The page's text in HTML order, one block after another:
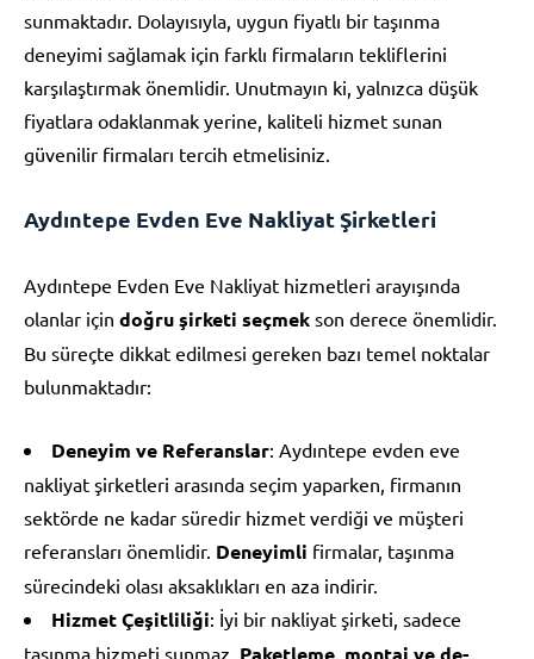
sunmaktadır. Dolayısıyla, uygun fiyatlı bir taşınma
deneyimi sağlamak için farklı firmaların tekliflerini
karşılaştırmak önemlidir. Unutmayın ki, yalnızca düşük
fiyatlara odaklanmak yerine, kaliteli hizmet sunan
güvenilir firmaları tercih etmelisiniz.
Aydıntepe Evden Eve Nakliyat Şirketleri
Aydıntepe Evden Eve Nakliyat hizmetleri arayışında
olanlar için doğru şirketi seçmek son derece önemlidir.
Bu süreçte dikkat edilmesi gereken bazı temel noktalar
bulunmaktadır:
Deneyim ve Referanslar: Aydıntepe evden eve
nakliyat şirketleri arasında seçim yaparken, firmanın
sektörde ne kadar süredir hizmet verdiği ve müşteri
referansları önemlidir. Deneyimli firmalar, taşınma
sürecindeki olası aksaklıkları en aza indirir.
Hizmet Çeşitliliği: İyi bir nakliyat şirketi, sadece
taşınma hizmeti sunmaz. Paketleme, montaj ve de-